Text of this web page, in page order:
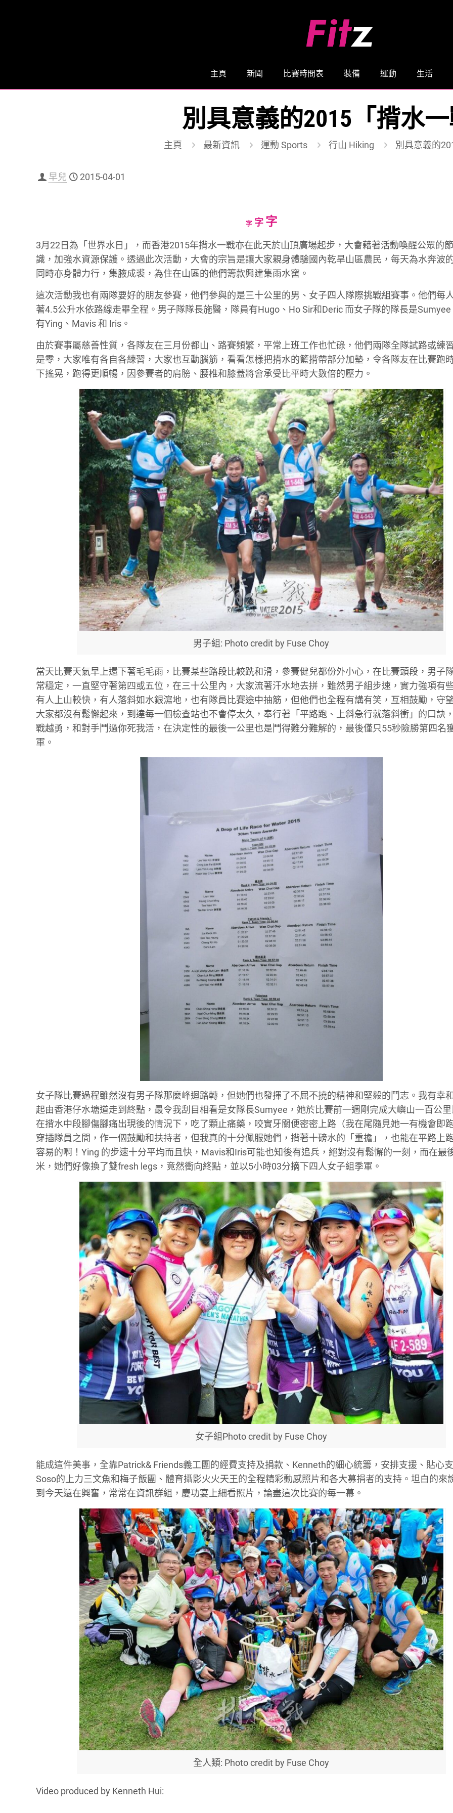
主頁 新聞 比賽時間表 裝備 運動 生活
別具意義的2015「揹水
主頁 最新資訊 運動 Sports 行山 Hiking 別具意義的
早兒 2015-04-01
字Decrease
size.
字Reset
size.
字Increase
size.
3月22日為「世界水日」，而香港2015年揹水一戰亦在此天於山頂廣場起步，大會藉著活動喚醒公眾的
識，加強水資源保護。透過此次活動，大會的宗旨是讓大家親身體驗國內乾旱山區農民，每天為水奔波
同時亦身體力行，集腋成裘，為住在山區的他們籌款興建集雨水窖。
這次活動我也有兩隊要好的朋友參賽，他們參與的是三十公里的男、女子四人隊際挑戰組賽事。他們每
著4.5公升水依路線走畢全程。男子隊隊長施醫，隊員有Hugo、Ho Sir和Deric 而女子隊的隊長是Sumyee
有Ying、Mavis和 Iris 。
由於賽事屬慈善性質，各隊友在三月份都山、路賽頻繁，平常上班工作也忙碌，他們兩隊全隊試路或練
是零，大家唯有各自各練習，大家也互動腦筋，看看怎樣把揹水的籃揹帶部分加墊，令各隊友在比賽跑
下搖晃，跑得更順暢 ，因參賽者的肩膀、腰椎和膝蓋將會承受比平時大數倍的壓力。
男子組: Photo credit by Fuse Choy
當天比賽天氣早上還下著毛毛雨，比賽某些路段比較跣和滑，參賽健兒都份外小心，在比賽頭段，男子
常穩定，一直堅守著第四或五位，在三十公里內，大家流著汗水地去拼，雖然男子組步速，實力強項有
有人上山較快，有人落斜如水銀瀉地，也有隊員比賽途中抽筋，但他們也全程有講有笑，互相鼓勵，守
大家都沒有鬆懈起來，到達每一個檢查站也不會停太久，奉行著「平路跑、上斜急行就落斜衝」的口訣
戰越勇，和對手鬥過你死我活，在決定性的最後一公里也是鬥得難分難解的，最後僅只55秒險勝第四名
軍。
女子隊比賽過程雖然沒有男子隊那麼峰迴路轉，但她們也發揮了不屈不撓的精神和堅毅的鬥志。我有幸
起由香港仔水塘道走到終點，最令我刮目相看是女隊長Sumyee，她於比賽前一週剛完成大嶼山一百公
在揹水中段腳傷腳痛出現後的情況下，吃了顆止痛藥，咬實牙關便密密上路（我在尾隨見她一有機會即
穿插隊員之間，作一個鼓勵和扶持者，但我真的十分佩服她們，揹著十磅水的「重擔」，也能在平路上
容易的啊！Ying 的步速十分平均而且快， Mavis和Iris可能也知後有追兵，絕對沒有鬆懈的一刻，而在最
米，她們好像換了雙fresh legs， 竟然衝向終點，並以5小時03分摘下四人女子組季軍。
女子組Photo credit by Fuse Choy
能成這件美事，全靠Patrick& Friends義工團的經費支持及捐款、 Kenneth的細心統籌，安排支援、貼心
Soso的上力三文魚和梅子飯團、體育攝影火火天王的全程精彩動感照片和各大募捐者的支持。坦白的來
到今天還在興奮，常常在資訊群組，慶功宴上細看照片，論盡這次比賽的每一幕。
全人類: Photo credit by Fuse Choy
Video produced by Kenneth Hui: